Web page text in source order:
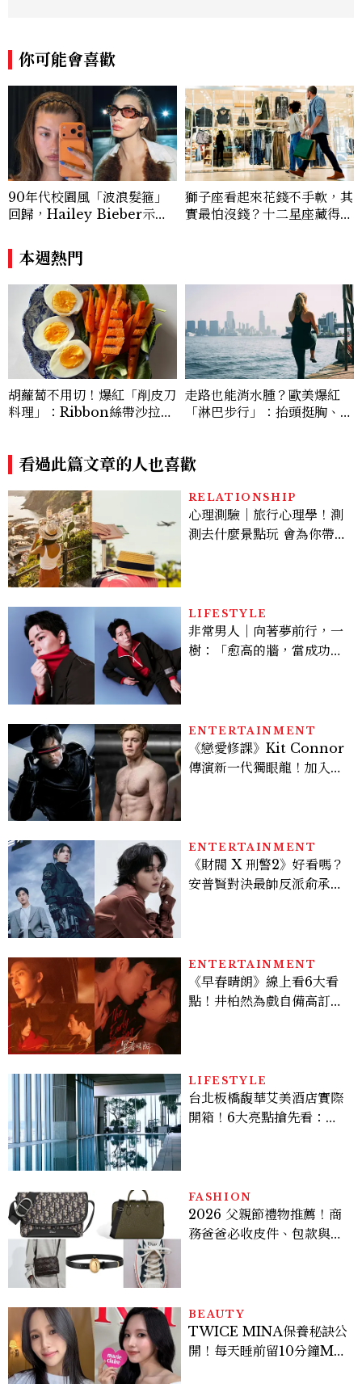
你可能會喜歡
90年代校園風「波浪髮箍」
回歸，Hailey Bieber示範
u髮箍未開賣先爆紅！
獅子座看起來花錢不手軟，其
實最怕沒錢？十二星座藏得最
本週熱門
胡蘿蔔不用切！爆紅「削皮刀
料理」：Ribbon絲帶沙拉、
走路也能消水腫？歐美爆紅
「淋巴步行」：抬頭挺胸、自
看過此篇文章的人也喜歡
RELATIONSHIP
心理測驗｜旅行心理學！測
測去什麼景點玩 會為你帶來
LIFESTYLE
非常男人｜向著夢前行，一
樹：「愈高的牆，當成功爬
ENTERTAINMENT
《戀愛修課》Kit Connor
傳演新一代獨眼龍！加入新
ENTERTAINMENT
《財閥 X 刑警2》好看嗎？
安普賢對決最帥反派俞承
多大？
ENTERTAINMENT
《早春晴朗》線上看6大看
點！井柏然為戲自備高訂，
LIFESTYLE
台北板橋馥華艾美酒店實際
開箱！6大亮點搶先看：新
FASHION
2026 父親節禮物推薦！商
務爸爸必收皮件、包款與鞋
BEAUTY
TWICE MINA保養秘訣公
開！每天睡前留10分鐘ME